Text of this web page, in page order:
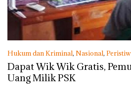
Hukum dan Kriminal, Nasional,
WIB
Dapat Wik Wik Gratis,
Uang Milik PSK